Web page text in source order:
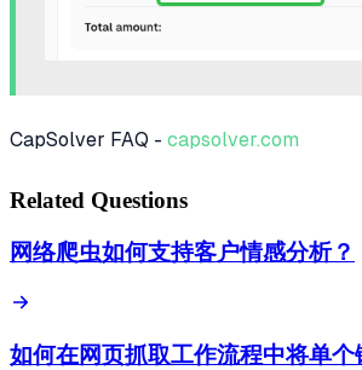
CapSolver FAQ - capsolver.com
Related Questions
网络爬虫如何支持客户情感分析？
如何在网页抓取工作流程中将单个